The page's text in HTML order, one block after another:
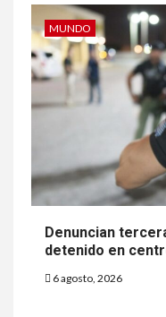
MUNDO
Denuncian
detenido en
6 agosto, 2026